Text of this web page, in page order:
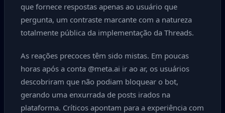
que fornece respostas apenas ao usuário que
pergunta, um contraste marcante com a natureza
totalmente pública da implementação da Threads.
As reações precoces têm sido mistas. Em poucas
horas após a conta @meta.ai ir ao ar, os usuários
descobriram que não podiam bloquear o bot,
gerando uma enxurrada de posts irados na
plataforma. Críticos apontam para a experiência com